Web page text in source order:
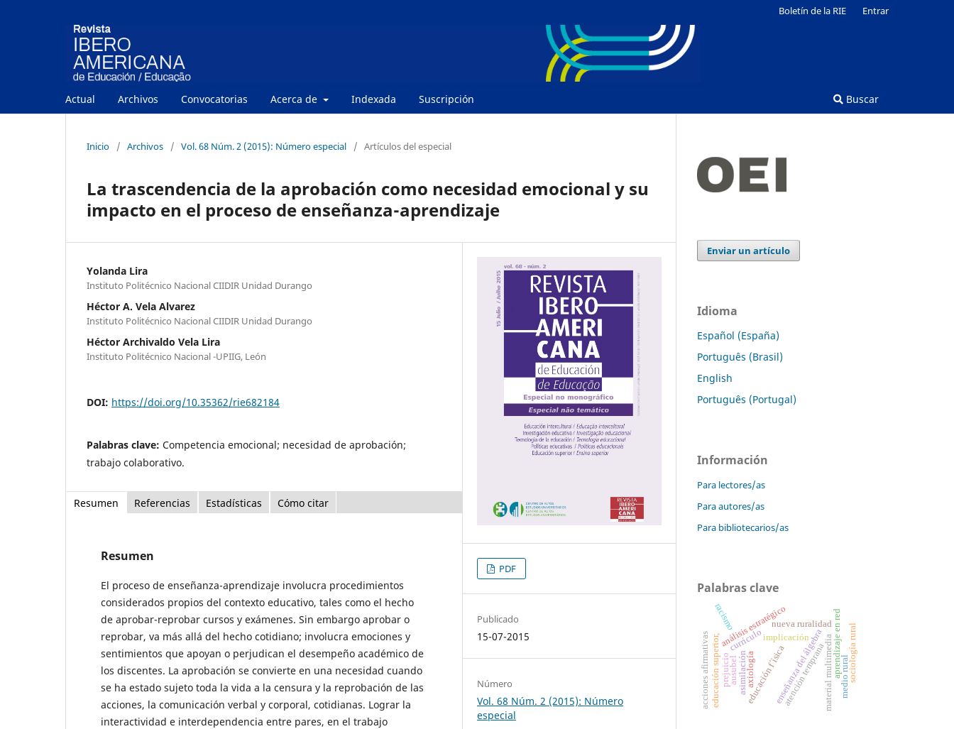
Actual Archivos Convocatorias Acerca de Indexada Suscripción Buscar
Boletín de la RIE Entrar
Inicio / Archivos / Vol. 68 Núm. 2 (2015): Número especial / Artículos del especial
La trascendencia de la aprobación como necesidad emocional y su
impacto en el proceso de enseñanza-aprendizaje
Yolanda Lira
Instituto Politécnico Nacional CIIDIR Unidad Durango
Héctor A. Vela Alvarez
Instituto Politécnico Nacional CIIDIR Unidad Durango
Héctor Archivaldo Vela Lira
Instituto Politécnico Nacional -UPIIG, León
DOI: https://doi.org/10.35362/rie682184
Palabras clave: Competencia emocional; necesidad de aprobación;
trabajo colaborativo.
Resumen Referencias Estadísticas Cómo citar
Resumen
El proceso de enseñanza-aprendizaje involucra procedimientos
considerados propios del contexto educativo, tales como el hecho
de aprobar-reprobar cursos y exámenes. Sin embargo aprobar o
reprobar, va más allá del hecho cotidiano; involucra emociones y
sentimientos que apoyan o perjudican el desempeño académico de
los discentes. La aprobación se convierte en una necesidad cuando
se ha estado sujeto toda la vida a la censura y la reprobación de las
acciones, la comunicación verbal y corporal, cotidianas. Lograr la
interactividad e interdependencia entre pares, en el trabajo
PDF
Publicado
15-07-2015
Número
Vol. 68 Núm. 2 (2015): Número
especial
Enviar un artículo
Idioma
Español (España)
Português (Brasil)
English
Português (Portugal)
Información
Para lectores/as
Para autores/as
Para bibliotecarios/as
Palabras clave
currículoimplicación
axiología material multimedia
enseñanza del álgebra
análisis estratégico
educación superior, aprendizaje en red
educación f´ísicaatención temprana
asimilación
acciones afirmativas
racismo
prejuicioausubel medio rural
nueva ruralidad sociología rural